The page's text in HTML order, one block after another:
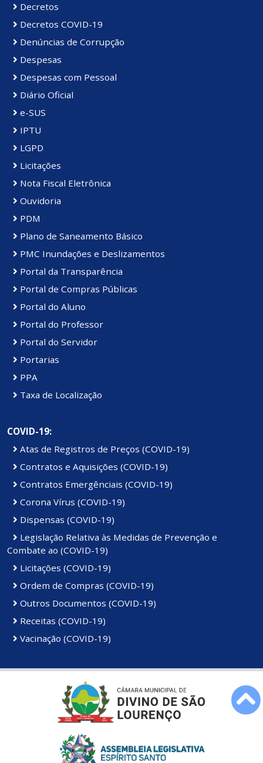
Decretos
Decretos COVID-19
Denúncias de Corrupção
Despesas
Despesas com Pessoal
Diário Oficial
e-SUS
IPTU
LGPD
Licitações
Nota Fiscal Eletrônica
Ouvidoria
PDM
Plano de Saneamento Básico
PMC Inundações e Deslizamentos
Portal da Transparência
Portal de Compras Públicas
Portal do Aluno
Portal do Professor
Portal do Servidor
Portarias
PPA
Taxa de Localização
COVID-19:
Atas de Registros de Preços (COVID-19)
Contratos e Aquisições (COVID-19)
Contratos Emergênciais (COVID-19)
Corona Vírus (COVID-19)
Dispensas (COVID-19)
Legislação Relativa às Medidas de Prevenção e
Combate ao (COVID-19)
Licitações (COVID-19)
Ordem de Compras (COVID-19)
Outros Documentos (COVID-19)
Receitas (COVID-19)
Vacinação (COVID-19)